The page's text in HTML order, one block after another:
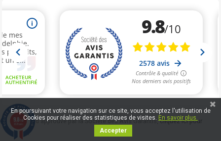
Marchand approuvé par la Société des Avis Garantis,cliquez ici pour
vérifier.
En poursuivant votre navigation sur ce site, vous acceptez l'utilisation de
Cookies pour réaliser des statistiques de visites. En savoir plus.
Accepter
9.8 /10